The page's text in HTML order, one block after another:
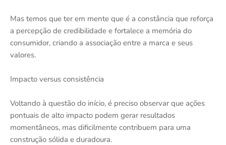
Mas temos que ter em mente que é a constância que reforça
a percepção de credibilidade e fortalece a memória do
consumidor, criando a associação entre a marca e seus
valores.
Impacto versus consistência
Voltando à questão do início, é preciso observar que ações
pontuais de alto impacto podem gerar resultados
momentâneos, mas dificilmente contribuem para uma
construção sólida e duradoura.